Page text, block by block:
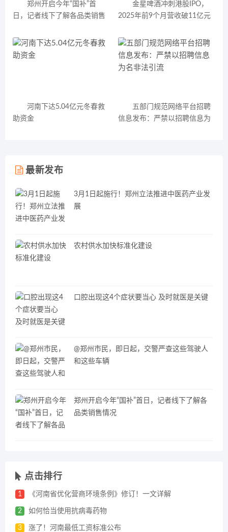
郑州开启今年“国补”首
日，记者线下了解各品类销售
金星啤酒冲刺港股IPO，
2025年前9个月营收破11亿元
河南下达5.04亿元冬春救
助资金
五部门规范网络平台招聘
信息发布：严禁以招聘信息为
最新发布
3月1日起施行！郑州立法推进中医药产业发
展
农村供水加快标准化建设
口腔出现这4个症状要当心 及时就医是关键
@郑州市民，即日起，交警严查这些驾驶人
和这些车辆
郑州开启今年“国补”首日，记者线下了解各
品类销售情况
点击排行
1 《河南省优化营商环境条例》修订！一文详解
2 如何恰当使用抗病毒药物
3 涨了！河南最低工资标准公布